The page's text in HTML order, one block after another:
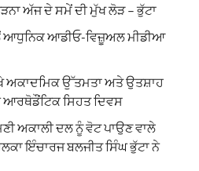
ਅੱਜ ਦੇ ਸਮੇਂ ਦੀ ਮੁੱਖ ਲੋੜ – ਭੁੱਟਾ
ਆਧੁਨਿਕ ਆਡੀਓ-ਵਿਜ਼ੂਅਲ ਮੀਡੀਆ
ਅਕਾਦਮਿਕ ਉੱਤਮਤਾ ਅਤੇ ਉਤਸ਼ਾਹ
ਸਿਹਤ ਦਿਵਸ
ਅਕਾਲੀ ਦਲ ਨੂੰ ਵੋਟ ਪਾਉਣ ਵਾਲੇ
ਇੰਚਾਰਜ ਬਲਜੀਤ ਸਿੰਘ ਭੁੱਟਾ ਨੇ